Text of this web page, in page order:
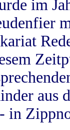
im
aus
in